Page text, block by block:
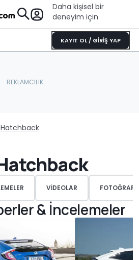
Daha kişisel bir
deneyim için
KAYIT OL / GİRİŞ YAP
VIDEOLAR
& İncelemeler